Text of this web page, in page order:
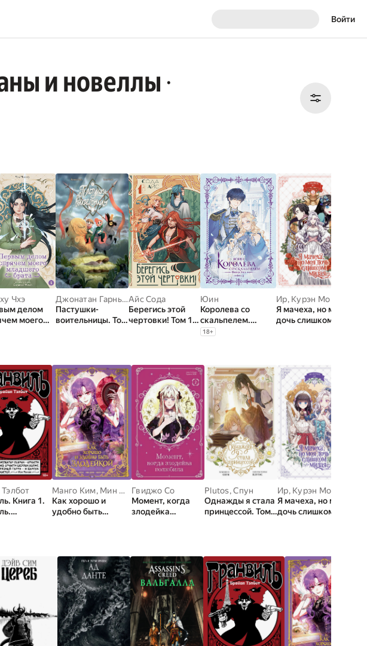
Войти
и новеллы •
Чхэ
делом
моего
брата.
Джонатан Гарнье,Амели Флише
Пастушки-
воительницы. Том
Айс Сода
Берегись этой
чертовки! Том 1
Юин
Королева со
скальпелем.
Доктор Элиза.
18+
Ир, Курэн Мо
Я мачеха, но моя
дочь слишком
Книга 1.
любовь
Манго Ким, Мин Дохян
Как хорошо и
удобно быть
Гвиджо Со
Момент, когда
злодейка
Plutos,Спун
Однажды я стала
принцессой. Том 8
Ир, Курэн Мо
Я мачеха, но моя
дочь слишком